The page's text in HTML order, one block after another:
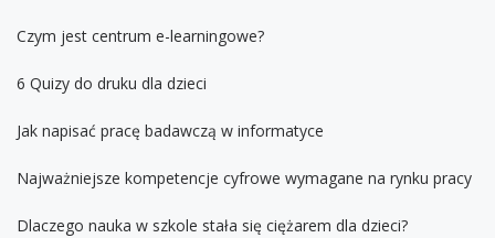
Czym jest centrum e-learningowe?
6 Quizy do druku dla dzieci
Jak napisać pracę badawczą w informatyce
Najważniejsze kompetencje cyfrowe wymagane na rynku pracy
Dlaczego nauka w szkole stała się ciężarem dla dzieci?